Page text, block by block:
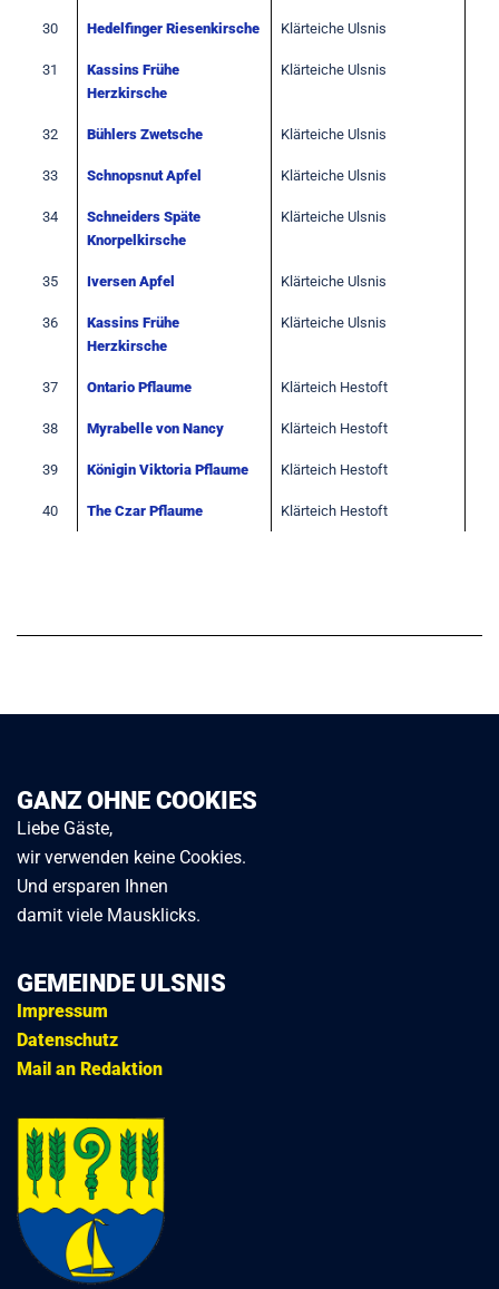
30 Hedelfinger Riesenkirsche Klärteiche Ulsnis
31
Kassins Frühe
Herzkirsche
Klärteiche Ulsnis
32 Bühlers Zwetsche Klärteiche Ulsnis
33 Schnopsnut Apfel Klärteiche Ulsnis
34
Schneiders Späte
Knorpelkirsche
Klärteiche Ulsnis
35 Iversen Apfel Klärteiche Ulsnis
36
Kassins Frühe
Herzkirsche
Klärteiche Ulsnis
37 Ontario Pflaume Klärteich Hestoft
38 Myrabelle von Nancy Klärteich Hestoft
39 Königin Viktoria Pflaume Klärteich Hestoft
40 The Czar Pflaume Klärteich Hestoft
GANZ OHNE COOKIES
Liebe Gäste,
wir verwenden keine Cookies.
Und ersparen Ihnen
damit viele Mausklicks.
GEMEINDE ULSNIS
Impressum
Datenschutz
Mail an Redaktion